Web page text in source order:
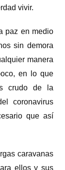
vivir.
paz en medio
sin demora
manera
en lo que
crudo de la
coronavirus
que así
caravanas
ellos y sus